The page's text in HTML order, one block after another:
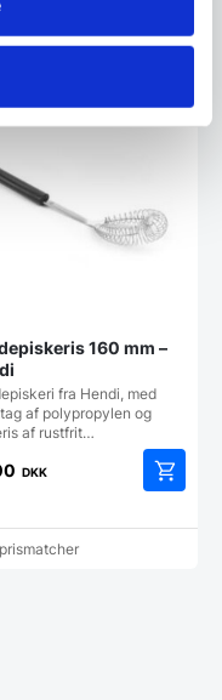
160 mm –
fra Hendi, med
af polypropylen og
af rustfrit…
DKK